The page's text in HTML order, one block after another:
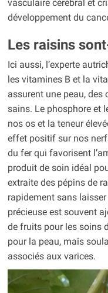
vasculaire cérébral et
développement du
Les raisins
Ici aussi, l’experte
les vitamines B et la
assurent une peau, des
sains. Le phosphore et
nos os et la teneur
effet positif sur nos
du fer qui favorisent
produit de soin idéal
extraite des pépins de
rapidement sans
précieuse est souvent
de fruits pour les soins
pour la peau, mais
associés aux varices.